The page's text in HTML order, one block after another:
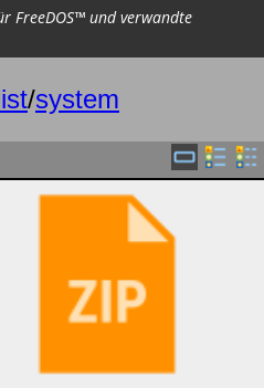
FreeDOS™ und verwandte
/system